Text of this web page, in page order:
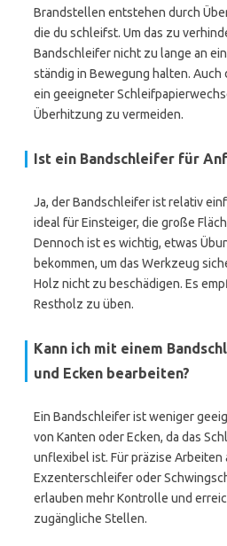
Brandstellen entstehen durch
die du schleifst. Um das zu
Bandschleifer nicht zu lange an
ständig in Bewegung halten. Auch
ein geeigneter
Überhitzung zu vermeiden.
Ist ein Bandschleifer für
Ja, der Bandschleifer ist relativ
ideal für Einsteiger, die große
Dennoch ist es wichtig, etwas
bekommen, um das Werkzeug
Holz nicht zu beschädigen. Es
Restholz zu üben.
Kann ich mit einem
und Ecken bearbeiten?
Ein Bandschleifer ist weniger
von Kanten oder Ecken, da das
unflexibel ist. Für präzise Arbeiten
Exzenterschleifer oder
erlauben mehr Kontrolle und
zugängliche Stellen.